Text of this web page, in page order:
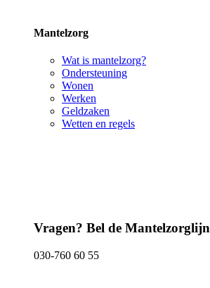
Mantelzorg
Wat is mantelzorg?
Ondersteuning
Wonen
Werken
Geldzaken
Wetten en regels
Vragen? Bel de Mantelzorglijn
030-760 60 55